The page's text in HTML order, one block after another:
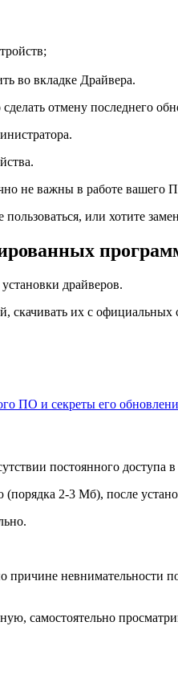
во вкладке Драйвера.
отмену последнего
не важны в работе вашего
или хотите
драйверов.
их с официальных
ПО и секреты его
постоянного доступа
2-3 Мб), после
невнимательности
самостоятельно